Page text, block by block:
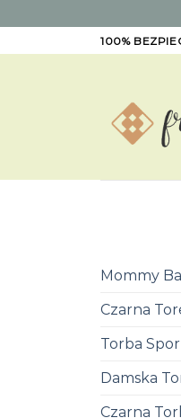
to
100%
Mommy
Czarna
Torba
Damska
Czarna